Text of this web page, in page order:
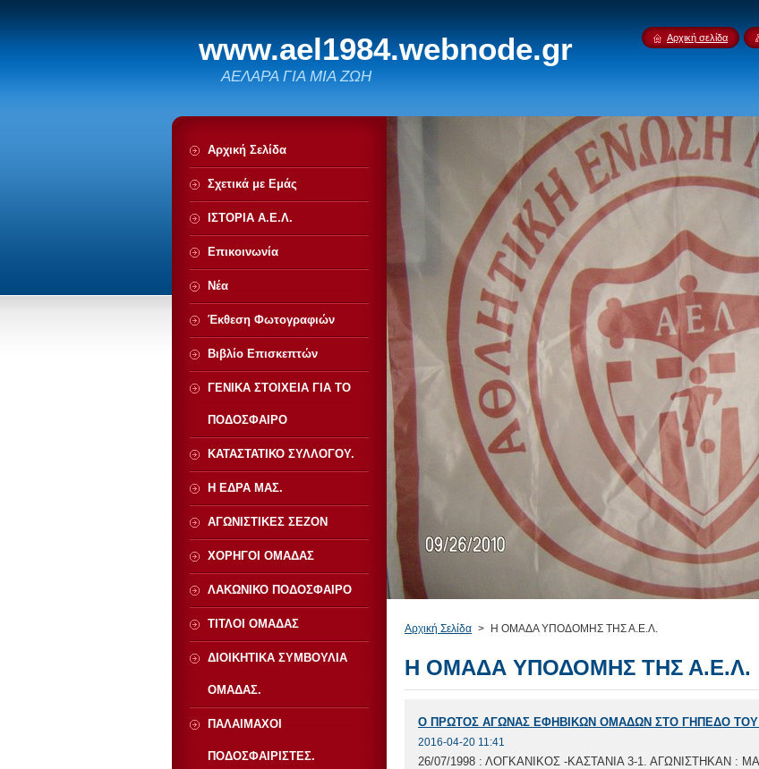
www.ael1984.webnode.gr
ΑΕΛΑΡΑ ΓΙΑ ΜΙΑ ΖΩΗ
Αρχική Σελίδα > Η ΟΜΑΔΑ ΥΠΟΔΟΜΗΣ ΤΗΣ Α.Ε.Λ.
Η ΟΜΑΔΑ ΥΠΟΔΟΜΗΣ ΤΗΣ Α.Ε.Λ.
Ο ΠΡΩΤΟΣ ΑΓΩΝΑΣ ΕΦΗΒΙΚΩΝ ΟΜΑΔΩΝ ΣΤΟ ΓΗΠΕΔΟ ΤΟΥ
2016-04-20 11:41
26/07/1998 : ΛΟΓΚΑΝΙΚΟΣ -ΚΑΣΤΑΝΙΑ 3-1. ΑΓΩΝΙΣΤΗΚΑΝ :
Αρχική Σελίδα
Σχετικά με Eμάς
ΙΣΤΟΡΙΑ Α.Ε.Λ.
Επικοινωνία
Νέα
Έκθεση Φωτογραφιών
Βιβλίο Επισκεπτών
ΓΕΝΙΚΑ ΣΤΟΙΧΕΙΑ ΓΙΑ ΤΟ
ΠΟΔΟΣΦΑΙΡΟ
ΚΑΤΑΣΤΑΤΙΚΟ ΣΥΛΛΟΓΟΥ.
Η ΕΔΡΑ ΜΑΣ.
ΑΓΩΝΙΣΤΙΚΕΣ ΣΕΖΟΝ
ΧΟΡΗΓΟΙ ΟΜΑΔΑΣ
ΛΑΚΩΝΙΚΟ ΠΟΔΟΣΦΑΙΡΟ
ΤΙΤΛΟΙ ΟΜΑΔΑΣ
ΔΙΟΙΚΗΤΙΚΑ ΣΥΜΒΟΥΛΙΑ
ΟΜΑΔΑΣ.
ΠΑΛΑΙΜΑΧΟΙ
ΠΟΔΟΣΦΑΙΡΙΣΤΕΣ.
Αρχική σελίδα